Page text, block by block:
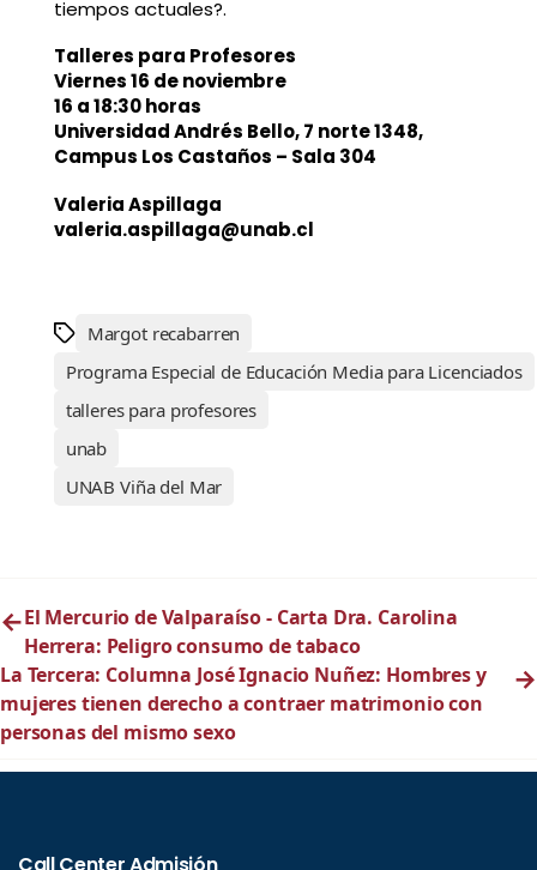
tiempos actuales?.
Talleres para Profesores
Viernes 16 de noviembre
16 a 18:30 horas
Universidad Andrés Bello, 7 norte 1348,
Campus Los Castaños – Sala 304
Valeria Aspillaga
valeria.aspillaga@unab.cl
Margot recabarren
Programa Especial de Educación Media para Licenciados
talleres para profesores
unab
UNAB Viña del Mar
←El Mercurio de Valparaíso - Carta Dra. Carolina
Herrera: Peligro consumo de tabaco
La Tercera: Columna José Ignacio Nuñez: Hombres y
mujeres tienen derecho a contraer matrimonio con
personas del mismo sexo
→